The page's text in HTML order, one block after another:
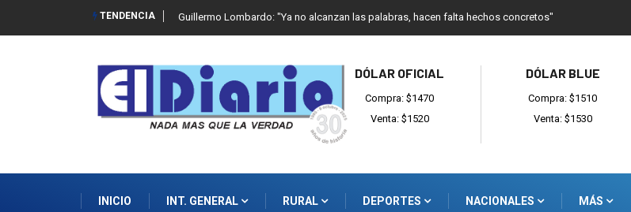
TENDENCIA
de abuso sexual infantil Guillermo Lombardo: "Ya no alcanzan las palabras, hacen falta hechos concretos"
DÓLAR OFICIAL
Compra: $1470
Venta: $1520
DÓLAR BLUE
Compra: $1510
Venta: $1530
INICIO INT. GENERAL RURAL DEPORTES NACIONALES MÁS